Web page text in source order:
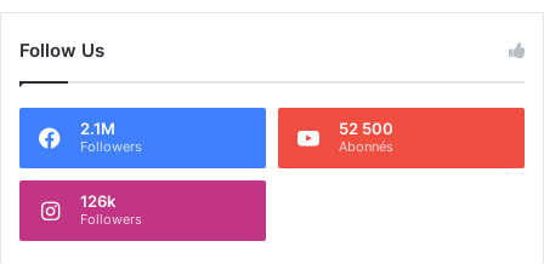
Follow Us
2.1M
Followers
52 500
Abonnés
126k
Followers